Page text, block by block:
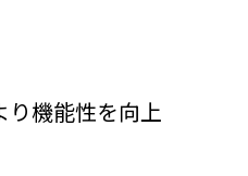
り機能性を向上